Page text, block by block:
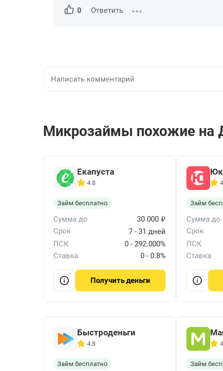
0
Ответить
Микрозаймы похожие на
Екапуста
4.8
Займ бесплатно
Сумма до 30 000 ₽
Срок
7 - 31 дней
ПСК
0 - 292.000%
Ставка
0 - 0.8%
Получитьденьги
Займ
Сумма до
Срок
ПСК
Ставка
Быстроденьги
4.8
Займ бесплатно Займ